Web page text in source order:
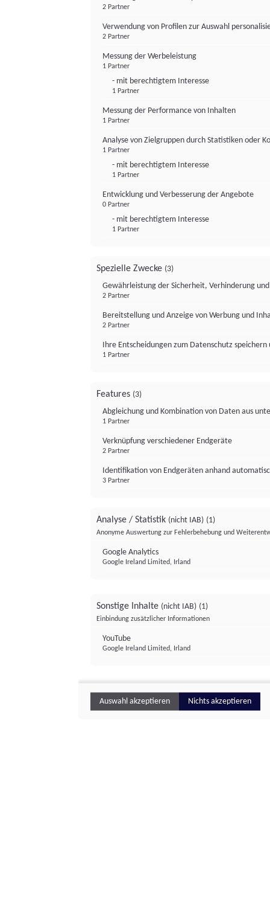
2 Partner
Verwendung von Profilen zur Auswahl
2 Partner
Messung der Werbeleistung
1 Partner
- mit berechtigtem Interesse
1 Partner
Messung der Performance von Inhalten
1 Partner
Analyse von Zielgruppen durch Statistiken oder
1 Partner
- mit berechtigtem Interesse
1 Partner
Entwicklung und Verbesserung der Angebote
0 Partner
- mit berechtigtem Interesse
1 Partner
Spezielle Zwecke (3)
Gewährleistung der Sicherheit, Verhinderung
2 Partner
Bereitstellung und Anzeige von Werbung und
2 Partner
Ihre Entscheidungen zum Datenschutz
1 Partner
Features (3)
Abgleichung und Kombination von Daten aus
1 Partner
Verknüpfung verschiedener Endgeräte
2 Partner
Identifikation von Endgeräten anhand
3 Partner
Analyse / Statistik (nicht IAB) (1)
Anonyme Auswertung zur Fehlerbehebung und
Google Analytics
Google Ireland Limited, Irland
Sonstige Inhalte (nicht IAB) (1)
Einbindung zusätzlicher Informationen
YouTube
Google Ireland Limited, Irland
Auswahl akzeptieren Nichts akzeptieren